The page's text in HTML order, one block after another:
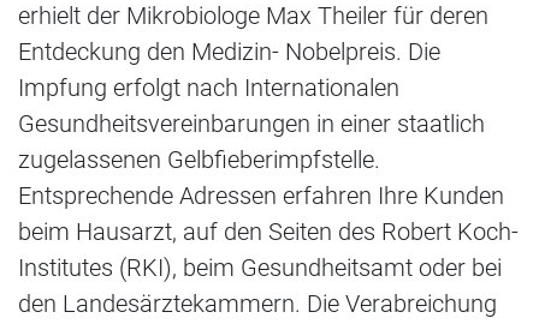
erhielt der Mikrobiologe Max Theiler für deren
Entdeckung den Medizin- Nobelpreis. Die
Impfung erfolgt nach Internationalen
Gesundheitsvereinbarungen in einer staatlich
zugelassenen Gelbfieberimpfstelle.
Entsprechende Adressen erfahren Ihre Kunden
beim Hausarzt, auf den Seiten des Robert Koch-
Institutes (RKI), beim Gesundheitsamt oder bei
den Landesärztekammern. Die Verabreichung